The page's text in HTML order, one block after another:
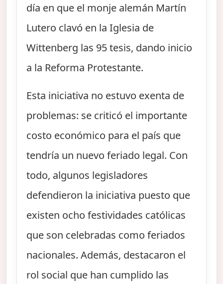
día en que el monje alemán Martín
Lutero clavó en la Iglesia de
Wittenberg las 95 tesis, dando inicio
a la Reforma Protestante.
Esta iniciativa no estuvo exenta de
problemas: se criticó el importante
costo económico para el país que
tendría un nuevo feriado legal. Con
todo, algunos legisladores
defendieron la iniciativa puesto que
existen ocho festividades católicas
que son celebradas como feriados
nacionales. Además, destacaron el
rol social que han cumplido las